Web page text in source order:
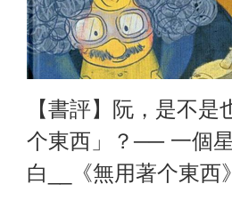
【書評】阮，是不是
个東西」？── 一個
白__《無用著个東西》